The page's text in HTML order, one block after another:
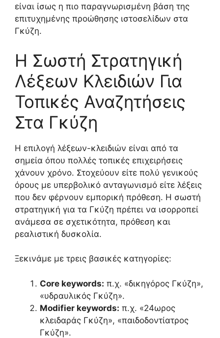
είναι ίσως η πιο παραγνωρισμένη βάση της
επιτυχημένης προώθησης ιστοσελίδων στα
Γκύζη.
Η Σωστή Στρατηγική
Λέξεων Κλειδιών Για
Τοπικές Αναζητήσεις
Στα Γκύζη
Η επιλογή λέξεων-κλειδιών είναι από τα
σημεία όπου πολλές τοπικές επιχειρήσεις
χάνουν χρόνο. Στοχεύουν είτε πολύ γενικούς
όρους με υπερβολικό ανταγωνισμό είτε λέξεις
που δεν φέρνουν εμπορική πρόθεση. Η σωστή
στρατηγική για τα Γκύζη πρέπει να ισορροπεί
ανάμεσα σε σχετικότητα, πρόθεση και
ρεαλιστική δυσκολία.
Ξεκινάμε με τρεις βασικές κατηγορίες:
Core keywords: π.χ. «δικηγόρος Γκύζη»,
«υδραυλικός Γκύζη».
Modifier keywords: π.χ. «24ωρος
κλειδαράς Γκύζη», «παιδοδοντίατρος
Γκύζη».